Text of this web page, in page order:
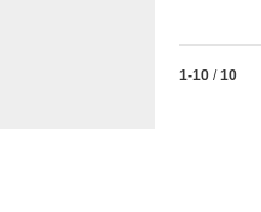
Currently
1-10 / 10